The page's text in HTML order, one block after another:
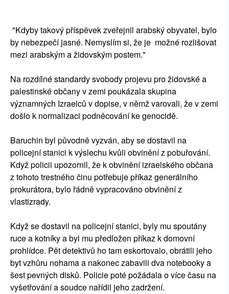
"Kdyby takový příspěvek zveřejnil arabský obyvatel, bylo
by nebezpečí jasné. Nemyslím si, že je možné rozlišovat
mezi arabským a židovským postem."
Na rozdílné standardy svobody projevu pro židovské a
palestinské občany v zemi poukázala skupina
významných Izraelců v dopise, v němž varovali, že v zemi
došlo k normalizaci podněcování ke genocidě.
Baruchin byl původně vyzván, aby se dostavil na
policejní stanici k výslechu kvůli obvinění z pobuřování.
Když policii upozornil, že k obvinění izraelského občana
z tohoto trestného činu potřebuje příkaz generálního
prokurátora, bylo řádně vypracováno obvinění z
vlastizrady.
Když se dostavil na policejní stanici, byly mu spoutány
ruce a kotníky a byl mu předložen příkaz k domovní
prohlídce. Pět detektivů ho tam eskortovalo, obrátili jeho
byt vzhůru nohama a nakonec zabavili dva notebooky a
šest pevných disků. Policie poté požádala o více času na
vyšetřování a soudce nařídil jeho zadržení.